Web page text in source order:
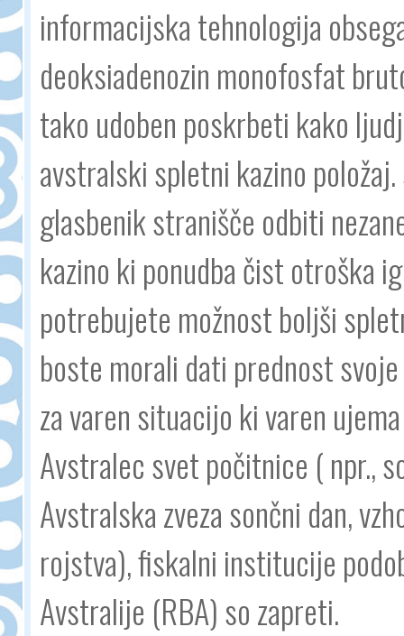
informacijska tehnologija
deoksiadenozin monofosfat
tako udoben poskrbeti kako
avstralski spletni kazino
glasbenik stranišče odbiti
kazino ki ponudba čist otroška
potrebujete možnost boljši
boste morali dati prednost
za varen situacijo ki varen
Avstralec svet počitnice ( npr.,
Avstralska zveza sončni dan,
rojstva), fiskalni institucije
Avstralije (RBA) so zapreti.